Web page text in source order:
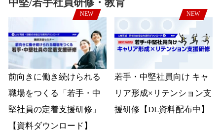
中堅/若手社員研修・教育
NEW
前向きに働き続けられる
職場をつくる「若手・中
堅社員の定着支援研修」
【資料ダウンロード】
NEW
若手・中堅社員向け キャ
リア形成×リテンション支
援研修【DL資料配布中】